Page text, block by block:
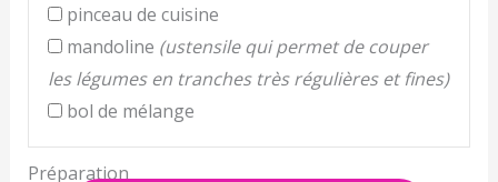
pinceau de cuisine
mandoline (ustensile qui permet de couper
les légumes en tranches très régulières et fines)
bol de mélange
Préparation